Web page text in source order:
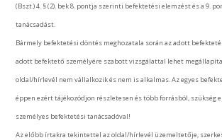
(Bszt.) 4. § (2). bek 8. pontja szerinti befektetési elemzést és a 9.
tanácsadást.
Bármely befektetési döntés meghozatala során az adott
adott befektető személyére szabott vizsgálattal lehet
oldal/hírlevél nem vállalkozik és nem is alkalmas. Az egyes
éppen ezért tájékozódjon részletesen és több forrásból, szükség
személyes befektetési tanácsadóval!
Az előbb írtakra tekintettel az oldal/hírlevél üzemeltetője,